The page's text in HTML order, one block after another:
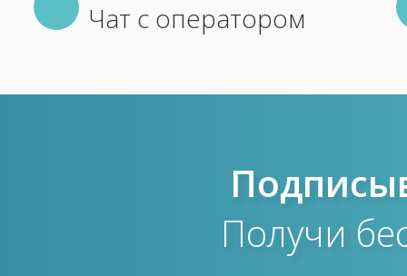
Чат с оператором
Получи